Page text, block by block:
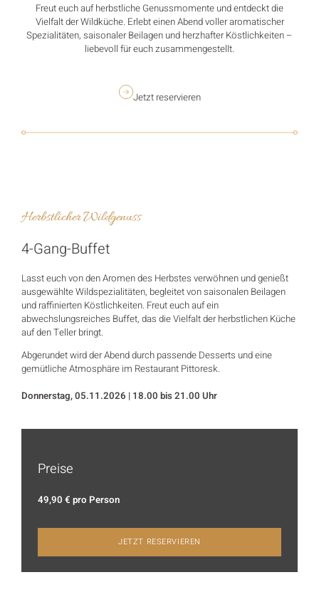
Freut euch auf herbstliche Genussmomente und entdeckt die
Vielfalt der Wildküche. Erlebt einen Abend voller aromatischer
Spezialitäten, saisonaler Beilagen und herzhafter Köstlichkeiten –
liebevoll für euch zusammengestellt.
Jetzt reservieren
Herbstlicher Wildgenuss
4-Gang-Buffet
Lasst euch von den Aromen des Herbstes verwöhnen und genießt
ausgewählte Wildspezialitäten, begleitet von saisonalen Beilagen
und raffinierten Köstlichkeiten. Freut euch auf ein
abwechslungsreiches Buffet, das die Vielfalt der herbstlichen Küche
auf den Teller bringt.
Abgerundet wird der Abend durch passende Desserts und eine
gemütliche Atmosphäre im Restaurant Pittoresk.
Donnerstag, 05.11.2026 | 18.00 bis21.00 Uhr
Preise
49,90 € pro Person
JETZT RESERVIEREN